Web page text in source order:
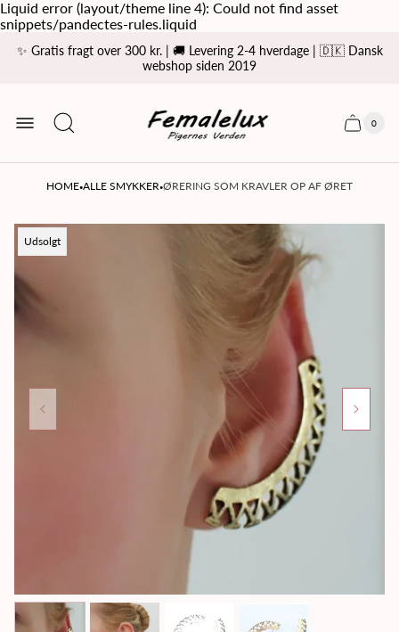
Liquid error (layout/theme line 4): Could not find asset
snippets/pandectes-rules.liquid
✨ Gratis fragt over 300 kr. | 🚚 Levering 2-4 hverdage | 🇩🇰 Dansk
webshop siden 2019
logo
Cart
Cart
0
HOME·ALLE SMYKKER·ØRERING SOM KRAVLER OP AF ØRET
Product
label:
Udsolgt